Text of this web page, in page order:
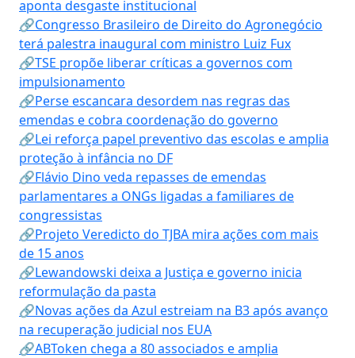
aponta desgaste institucional
🔗Congresso Brasileiro de Direito do Agronegócio
terá palestra inaugural com ministro Luiz Fux
🔗TSE propõe liberar críticas a governos com
impulsionamento
🔗Perse escancara desordem nas regras das
emendas e cobra coordenação do governo
🔗Lei reforça papel preventivo das escolas e amplia
proteção à infância no DF
🔗Flávio Dino veda repasses de emendas
parlamentares a ONGs ligadas a familiares de
congressistas
🔗Projeto Veredicto do TJBA mira ações com mais
de 15 anos
🔗Lewandowski deixa a Justiça e governo inicia
reformulação da pasta
🔗Novas ações da Azul estreiam na B3 após avanço
na recuperação judicial nos EUA
🔗ABToken chega a 80 associados e amplia